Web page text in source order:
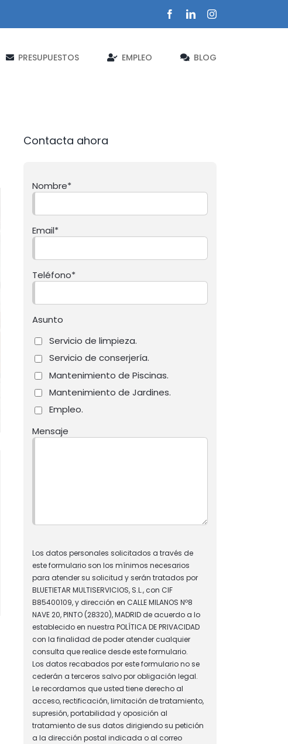
FacebookLinkedInInstagram
PRESUPUESTOS EMPLEO BLOG
Contacta ahora
Nombre*
Email*
Teléfono*
Asunto
Servicio de limpieza.
Servicio de conserjería.
Mantenimiento de Piscinas.
Mantenimiento de Jardines.
Empleo.
Mensaje
Los datos personales solicitados a través de
este formulario son los mínimos necesarios
para atender su solicitud y serán tratados por
BLUETIETAR MULTISERVICIOS, S.L., con CIF
B85400109, y dirección en CALLE MILANOS Nº8
NAVE 20, PINTO (28320), MADRID de acuerdo a lo
establecido en nuestra POLÍTICA DE PRIVACIDAD
con la finalidad de poder atender cualquier
consulta que realice desde este formulario.
Los datos recabados por este formulario no se
cederán a terceros salvo por obligación legal.
Le recordamos que usted tiene derecho al
acceso, rectificación, limitación de tratamiento,
supresión, portabilidad y oposición al
tratamiento de sus datos dirigiendo su petición
a la dirección postal indicada o al correo